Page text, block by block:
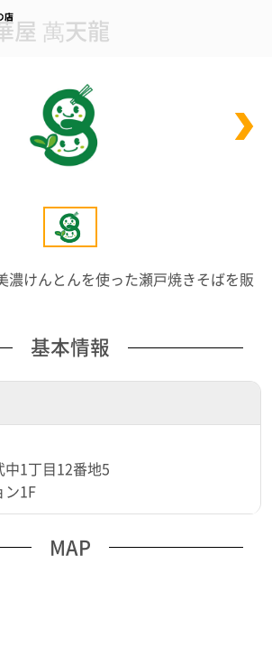
屋 萬天龍
濃けんとんを使った瀬戸焼きそばを販
基本情報
中1丁目12番地5
ン1F
MAP